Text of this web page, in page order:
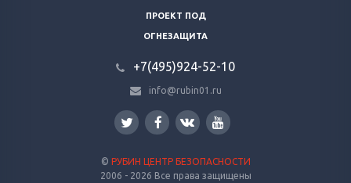
ПРОЕКТ ПОД
ОГНЕЗАЩИТА
+7(495)924-52-10
info@rubin01.ru
© РУБИН ЦЕНТР БЕЗОПАСНОСТИ
2006 - 2026 Все права защищены